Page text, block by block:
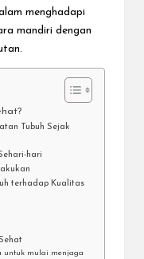
menghadapi
mandiri dengan
Tubuh Sejak
hari
terhadap Kualitas
untuk mulai menjaga